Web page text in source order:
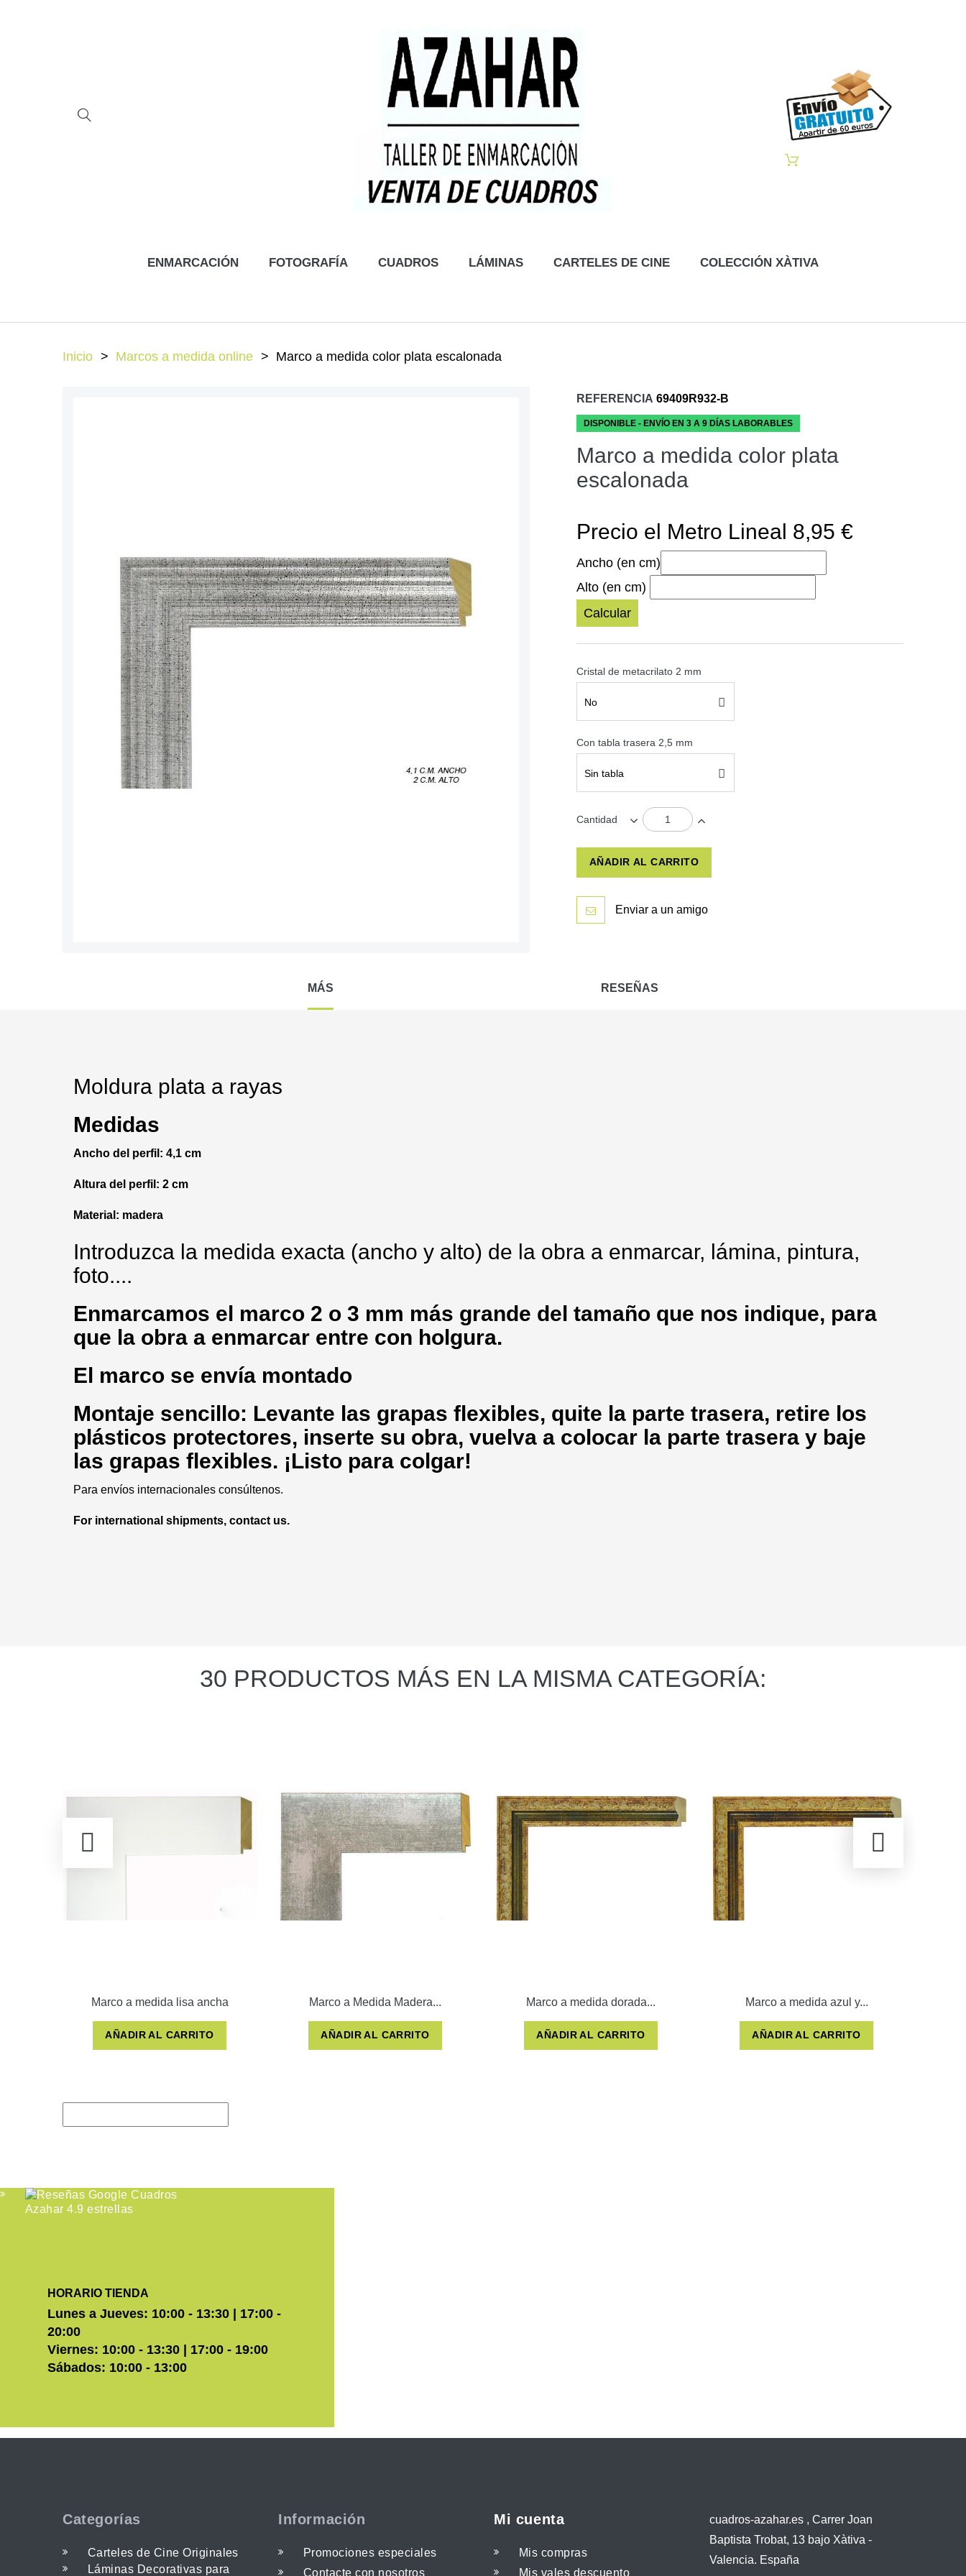
ENMARCACIÓN FOTOGRAFÍA CUADROS LÁMINAS CARTELES DE CINE COLECCIÓN XÀTIVA
Inicio Marcos a medida online Marco a medida color plata escalonada
REFERENCIA 69409R932-B
DISPONIBLE - ENVÍO EN 3 A 9 DÍAS LABORABLES
Marco a medida color plata
escalonada
Precio el Metro Lineal 8,95 €
Ancho (en cm)
Alto (en cm)
Calcular
Cristal de metacrilato 2 mm
No
Con tabla trasera 2,5 mm
Sin tabla
Cantidad
AÑADIR AL CARRITO
Enviar a un amigo
MÁS RESEÑAS
Moldura plata a rayas
Medidas
Ancho del perfil: 4,1 cm
Altura del perfil: 2 cm
Material: madera
Introduzca la medida exacta (ancho y alto) de la obra a enmarcar, lámina, pintura,
foto....
Enmarcamos el marco 2 o 3 mm más grande del tamaño que nos indique, para
que la obra a enmarcar entre con holgura.
El marco se envía montado
Montaje sencillo: Levante las grapas flexibles, quite la parte trasera, retire los
plásticos protectores, inserte su obra, vuelva a colocar la parte trasera y baje
las grapas flexibles. ¡Listo para colgar!
Para envíos internacionales consúltenos.
For international shipments, contact us.
30 PRODUCTOS MÁS EN LA MISMA CATEGORÍA:
Marco a medida lisa ancha
AÑADIR AL CARRITO
Marco a Medida Madera...
AÑADIR AL CARRITO
Marco a medida dorada...
AÑADIR AL CARRITO
Marco a medida azul y...
AÑADIR AL CARRITO
HORARIO TIENDA
Lunes a Jueves: 10:00 - 13:30 | 17:00 -
20:00
Viernes: 10:00 - 13:30 | 17:00 - 19:00
Sábados: 10:00 - 13:00
Categorías
Carteles de Cine Originales
Láminas Decorativas para
Información
Promociones especiales
Contacte con nosotros
Mi cuenta
Mis compras
Mis vales descuento
cuadros-azahar.es , Carrer Joan
Baptista Trobat, 13 bajo Xàtiva -
Valencia. España